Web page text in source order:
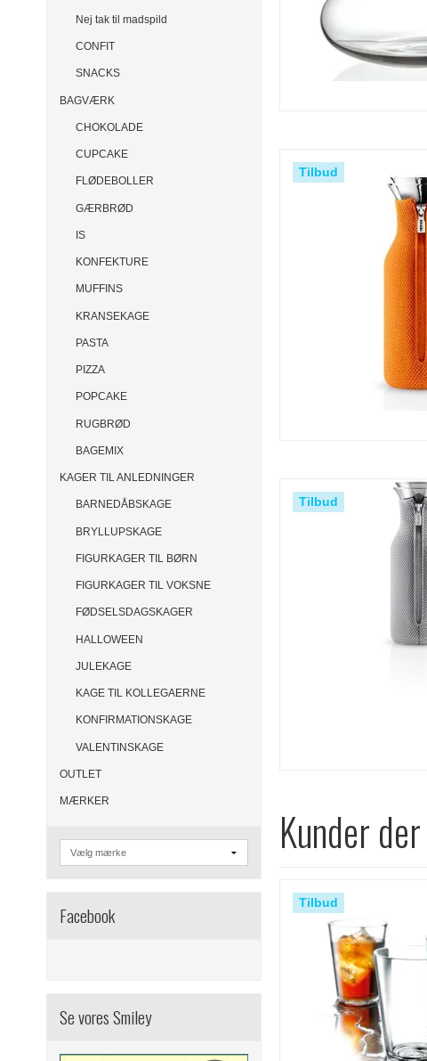
Nej tak til madspild
CONFIT
SNACKS
BAGVÆRK
CHOKOLADE
CUPCAKE
FLØDEBOLLER
GÆRBRØD
IS
KONFEKTURE
MUFFINS
KRANSEKAGE
PASTA
PIZZA
POPCAKE
RUGBRØD
BAGEMIX
KAGER TIL ANLEDNINGER
BARNEDÅBSKAGE
BRYLLUPSKAGE
FIGURKAGER TIL BØRN
FIGURKAGER TIL VOKSNE
FØDSELSDAGSKAGER
HALLOWEEN
JULEKAGE
KAGE TIL KOLLEGAERNE
KONFIRMATIONSKAGE
VALENTINSKAGE
OUTLET
MÆRKER
Facebook
Se vores Smiley
Tilbud
Tilbud
Kunder
Tilbud